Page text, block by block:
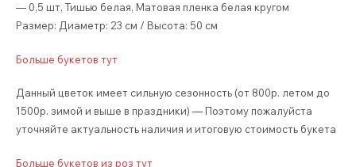
— 0,5 шт, Тишью белая, Матовая пленка белая кругом
Размер: Диаметр: 23 см / Высота: 50 см
Больше букетов тут
Данный цветок имеет сильную сезонность (от 800р. летом до
1500р. зимой и выше в праздники) — Поэтому пожалуйста
уточняйте актуальность наличия и итоговую стоимость букета
Больше букетов из роз тут